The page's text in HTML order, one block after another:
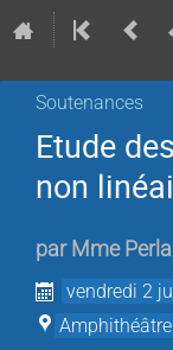
Soutenances
Etude
non
par Mme
vendredi 2